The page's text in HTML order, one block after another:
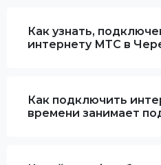
Как узнать,
интернету МТС в
Как подключить
времени занимает